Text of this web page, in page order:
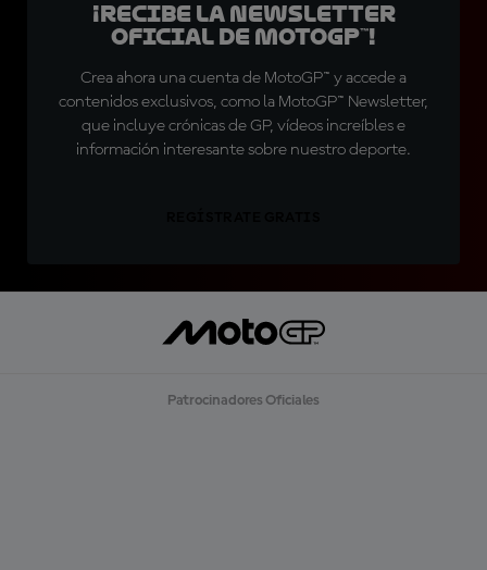
¡Recibe la Newsletter
oficial de MotoGP™!
Crea ahora una cuenta de MotoGP™ y accede a
contenidos exclusivos, como la MotoGP™ Newsletter,
que incluye crónicas de GP, vídeos increíbles e
información interesante sobre nuestro deporte.
Patrocinadores Oficiales